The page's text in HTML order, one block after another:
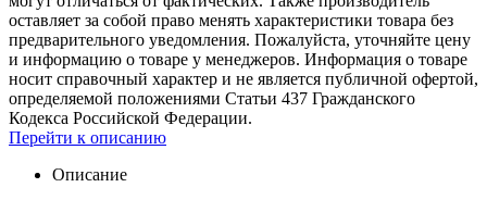
оставляет за собой право менять характеристики товара без
предварительного уведомления. Пожалуйста, уточняйте цену
и информацию о товаре у менеджеров. Информация о товаре
носит справочный характер и не является публичной офертой,
определяемой положениями Статьи 437 Гражданского
Кодекса Российской Федерации.
Перейти к описанию
Описание